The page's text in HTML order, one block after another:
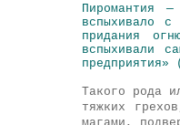
Пиромантия
вспыхивало
придания
вспыхивали
Такого рода
тяжких
магами,